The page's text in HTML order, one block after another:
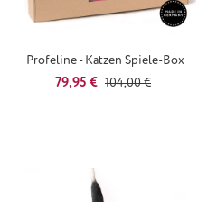
Profeline - Katzen Spiele-Box
Verkaufspreis:
79,95 € Regulärer Preis:
104,00 €